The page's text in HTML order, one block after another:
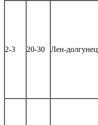
2-3 20-30 Лен-долгунец